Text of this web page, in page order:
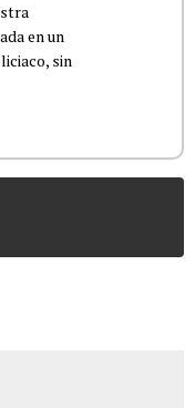
en un
sin